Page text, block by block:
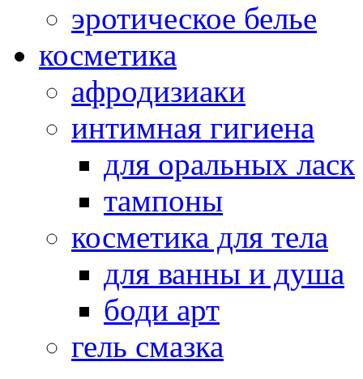
эротическое белье
косметика
афродизиаки
интимная гигиена
для оральных ласк
тампоны
косметика для тела
для ванны и душа
боди арт
гель смазка